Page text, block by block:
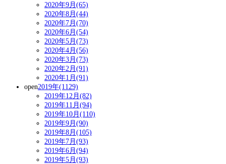
2020年9月(65)
2020年8月(44)
2020年7月(70)
2020年6月(54)
2020年5月(73)
2020年4月(56)
2020年3月(73)
2020年2月(91)
2020年1月(91)
open2019年(1129)
2019年12月(82)
2019年11月(94)
2019年10月(110)
2019年9月(90)
2019年8月(105)
2019年7月(93)
2019年6月(94)
2019年5月(93)